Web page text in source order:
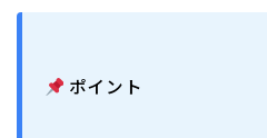
ポイント